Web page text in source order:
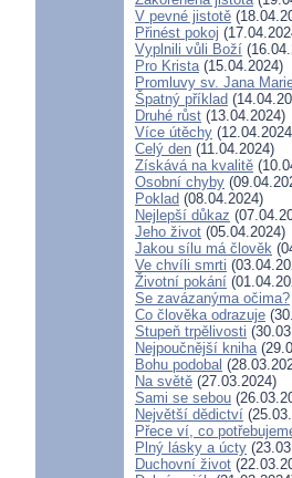
V pevné jistotě
Přinést pokoj
Vyplnili vůli Boží
Pro Krista(15.04.2024)
Promluvy sv. Jana
Špatný příklad
Druhé růst (13.04.2024)
Více útěchy
Celý den (11.04.2024)
Získává na kvalitě
Osobní chyby
Poklad (08.04.2024)
Nejlepší důkaz
Jeho život (05.04.2024)
Jakou sílu má člověk
Ve chvíli smrti
Životní pokání
Se zavázanýma očima?
Co člověka odrazuje
Stupeň trpělivosti
Nejpoučnější kniha
Bohu podobal
Na světě (27.03.2024)
Sami se sebou
Největší dědictví
Přece ví, co
Plný lásky a úcty
Duchovní život